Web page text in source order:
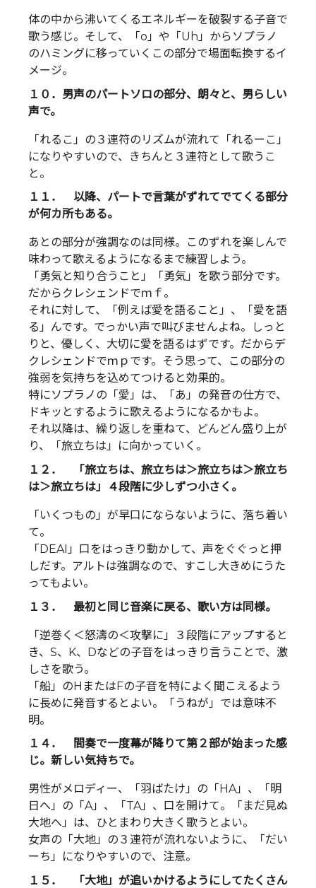
体の中から沸いてくるエネルギーを破裂する子音で
歌う感じ。そして、「o」や「Uh」からソプラノ
のハミングに移っていくこの部分で場面転換するイ
メージ。
１０．男声のパートソロの部分、朗々と、男らしい
声で。
「れるこ」の３連符のリズムが流れて「れるーこ」
になりやすいので、きちんと３連符として歌うこ
と。
１１． 以降、パートで言葉がずれてでてくる部分
が何カ所もある。
あとの部分が強調なのは同様。このずれを楽しんで
味わって歌えるようになるまで練習しよう。
「勇気と知り合うこと」「勇気」を歌う部分です。
だからクレシェンドでｍｆ。
それに対して、「例えば愛を語ること」、「愛を語
る」んです。でっかい声で叫びませんよね。しっと
りと、優しく、大切に愛を語るはずです。だからデ
クレシェンドでｍｐです。そう思って、この部分の
強弱を気持ちを込めてつけると効果的。
特にソプラノの「愛」は、「あ」の発音の仕方で、
ドキッとするように歌えるようになるかもよ。
それ以降は、繰り返しを重ねて、どんどん盛り上が
り、「旅立ちは」に向かっていく。
１２． 「旅立ちは、旅立ちは＞旅立ちは＞旅立ち
は＞旅立ちは」４段階に少しずつ小さく。
「いくつもの」が早口にならないように、落ち着い
て。
「DEAI」口をはっきり動かして、声をぐぐっと押
しだす。アルトは強調なので、すこし大きめにうた
ってもよい。
１３． 最初と同じ音楽に戻る、歌い方は同様。
「逆巻く＜怒濤の＜攻撃に」３段階にアップすると
き、S、K、Dなどの子音をはっきり言うことで、激
しさを歌う。
「船」のHまたはFの子音を特によく聞こえるよう
に長めに発音するとよい。「うねが」では意味不
明。
１４． 間奏で一度幕が降りて第２部が始まった感
じ。新しい気持ちで。
男性がメロディー、「羽ばたけ」の「HA」、「明
日へ」の「A」、「TA」、口を開けて。「まだ見ぬ
大地へ」は、ひとまわり大きく歌うとよい。
女声の「大地」の３連符が流れないように、「だい
ーち」になりやすいので、注意。
１５． 「大地」が追いかけるようにしてたくさん